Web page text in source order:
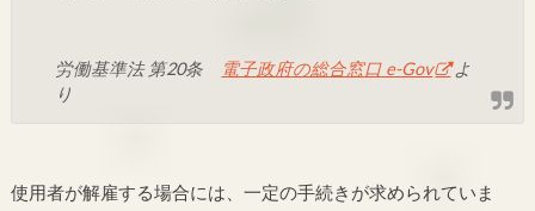
労働基準法 第20条 電子政府の総合窓口 e-Gov
よ
り
使用者が解雇する場合には、一定の手続きが求められていま